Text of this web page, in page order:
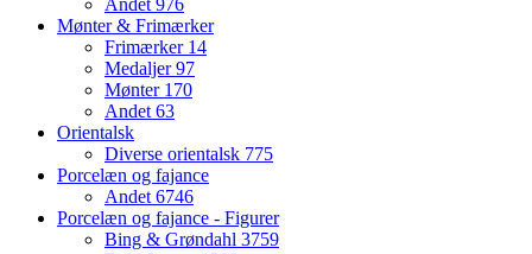
Andet 976
Mønter & Frimærker
Frimærker 14
Medaljer97
Mønter 170
Andet 63
Orientalsk
Diverse orientalsk 775
Porcelæn og fajance
Andet 6746
Porcelæn og fajance - Figurer
Bing & Grøndahl 3759